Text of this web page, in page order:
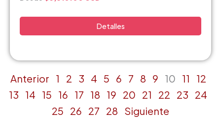
Detalles
Anterior 1 2 3 4 5 6 7 8 9 10 11
12
13 14 15 16 17 18 19 20 21 22 23 24
25 26 27 28 Siguiente